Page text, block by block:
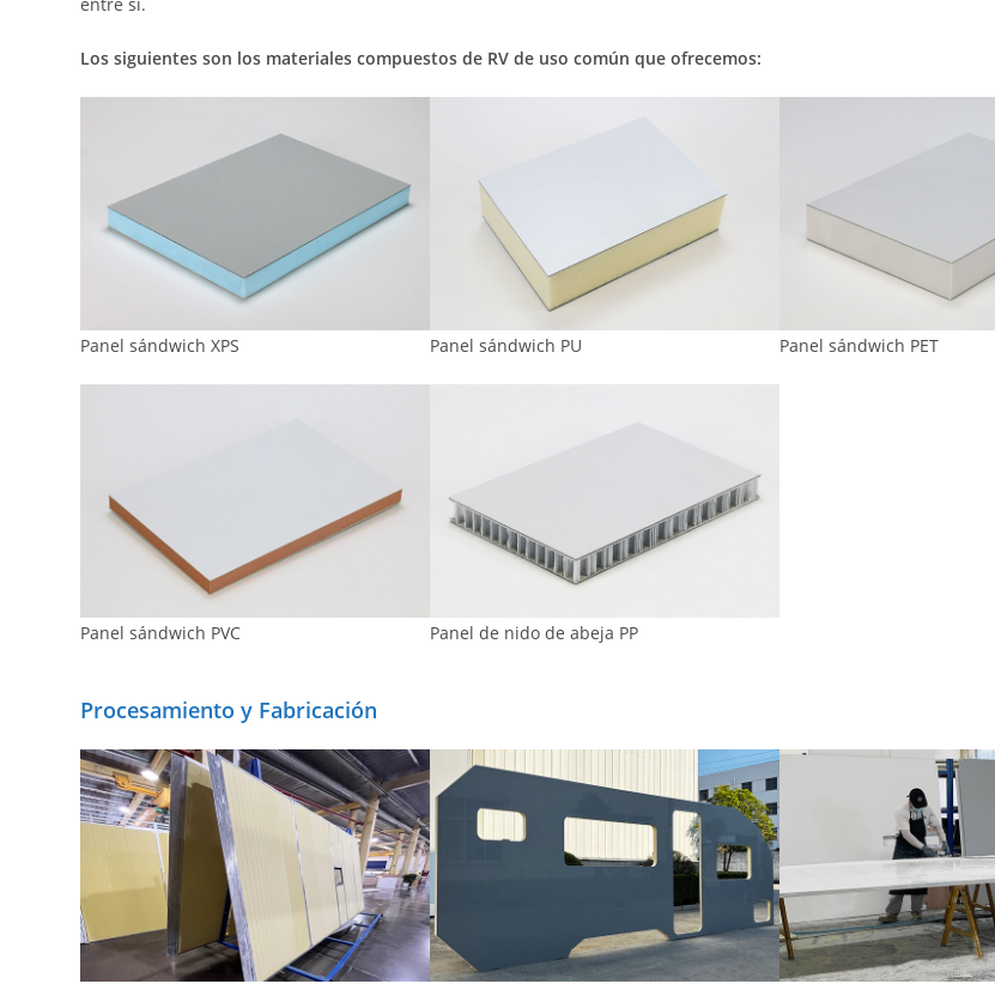
Los siguientes son los materiales compuestos de RV de uso común que ofrecemos:
Panel sándwich XPS Panel sándwich PU Panel sándwich PET
Panel sándwich PVC Panel de nido de abeja PP
Procesamiento y Fabricación